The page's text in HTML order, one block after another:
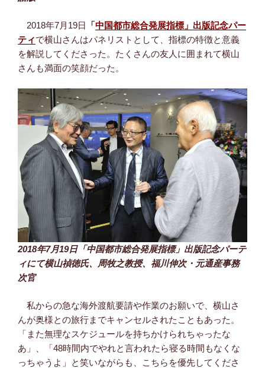
2018年7月19日 「中国都市総合発展指標」出版記念パー
ティで横山さんはパネリストとして、指標の特徴と意義
を解説してくださった。たくさんの友人に囲まれて横山
さんも満面の笑顔だった。
2018年7月19日「中国都市総合発展指標」出版記念パーテ
ィにて横山禎徳氏、周牧之教授、福川伸次・元通産事務
次官
私からの急な海外渡航要請や作業のお願いで、横山さ
んが奥様との旅行までキャンセルされたこともあった。
「また無理なスケジュールを持ちかけられちゃったな
あ」、「48時間内でやれと言われたら寝る時間もなくな
っちゃうよ」と笑いながらも、こちらを優先してくださ